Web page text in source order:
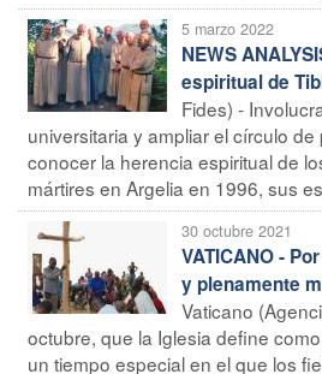
5 marzo 2022
NEWS
espiritual de
Fides) -
universitaria y ampliar el círculo
conocer la herencia espiritual de
mártires en Argelia en 1996, sus
30 octubre 2021
VATICANO -
y plenamente
Vaticano
octubre, que la Iglesia define
un tiempo especial en el que los